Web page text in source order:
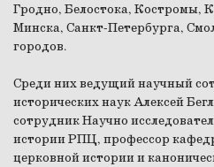
Гродно, Белостока, Костромы,
Минска, Санкт-Петербурга,
городов.
Среди них ведущий научный
исторических наук Алексей
сотрудник Научно
истории РПЦ, профессор
церковной истории и